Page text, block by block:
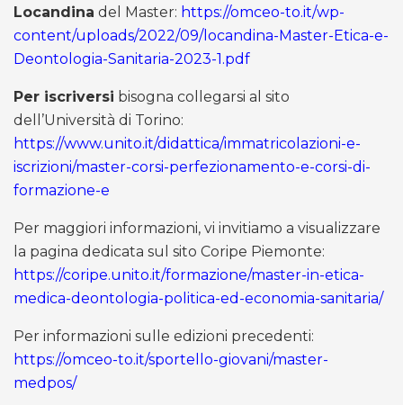
Locandina del Master: https://omceo-to.it/wp-
content/uploads/2022/09/locandina-Master-Etica-e-
Deontologia-Sanitaria-2023-1.pdf
Per iscriversi bisogna collegarsi al sito
dell’Università di Torino:
https://www.unito.it/didattica/immatricolazioni-e-
iscrizioni/master-corsi-perfezionamento-e-corsi-di-
formazione-e
Per maggiori informazioni, vi invitiamo a visualizzare
la pagina dedicata sul sito Coripe Piemonte:
https://coripe.unito.it/formazione/master-in-etica-
medica-deontologia-politica-ed-economia-sanitaria/
Per informazioni sulle edizioni precedenti:
https://omceo-to.it/sportello-giovani/master-
medpos/